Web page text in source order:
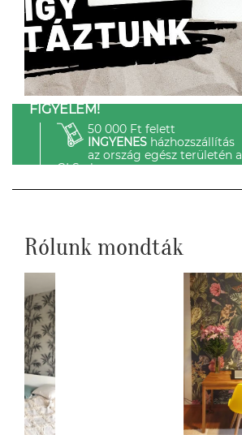
FIGYELEM!
50 000 Ft felett
INGYENESházhozszállítás
az ország egész területén a
GLS-el.
Rólunk mondták